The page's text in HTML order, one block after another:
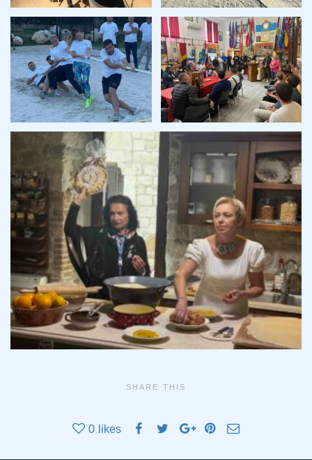
SHARE THIS
0 likes